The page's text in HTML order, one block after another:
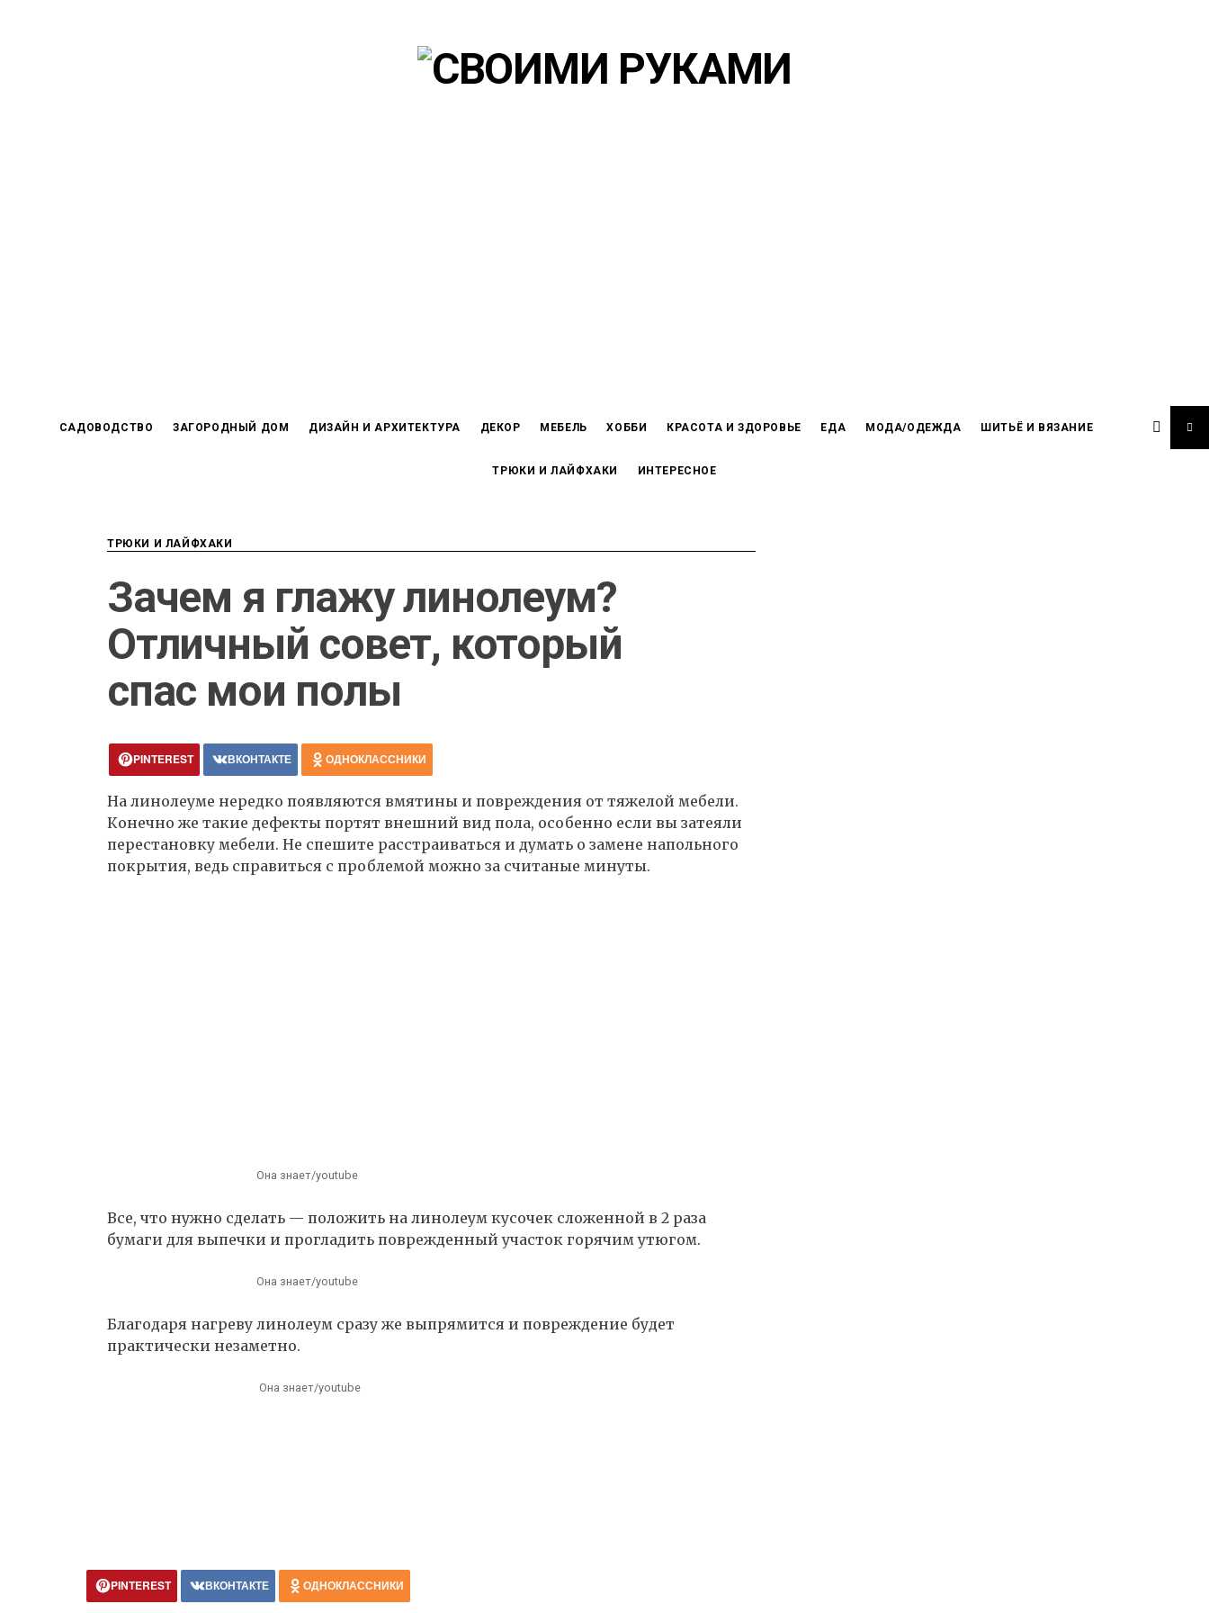
САДОВОДСТВО ЗАГОРОДНЫЙ ДОМ ДИЗАЙН И АРХИТЕКТУРА ДЕКОР МЕБЕЛЬ ХОББИ КРАСОТА И ЗДОРОВЬЕ ЕДА МОДА/ОДЕЖДА ШИТЬЁ И ВЯЗАНИЕ
ТРЮКИ И ЛАЙФХАКИ ИНТЕРЕСНОЕ
ТРЮКИ И ЛАЙФХАКИ
Зачем я глажу линолеум?
Отличный совет, который
спас мои полы
PINTEREST ВКОНТАКТЕ ОДНОКЛАССНИКИ
На линолеуме нередко появляются вмятины и повреждения от тяжелой мебели.
Конечно же такие дефекты портят внешний вид пола, особенно если вы затеяли
перестановку мебели. Не спешите расстраиваться и думать о замене напольного
покрытия, ведь справиться с проблемой можно за считаные минуты.
Она знает/youtube
Все, что нужно сделать — положить на линолеум кусочек сложенной в 2 раза
бумаги для выпечки и прогладить поврежденный участок горячим утюгом.
Она знает/youtube
Благодаря нагреву линолеум сразу же выпрямится и повреждение будет
практически незаметно.
Она знает/youtube
PINTEREST ВКОНТАКТЕ ОДНОКЛАССНИКИ